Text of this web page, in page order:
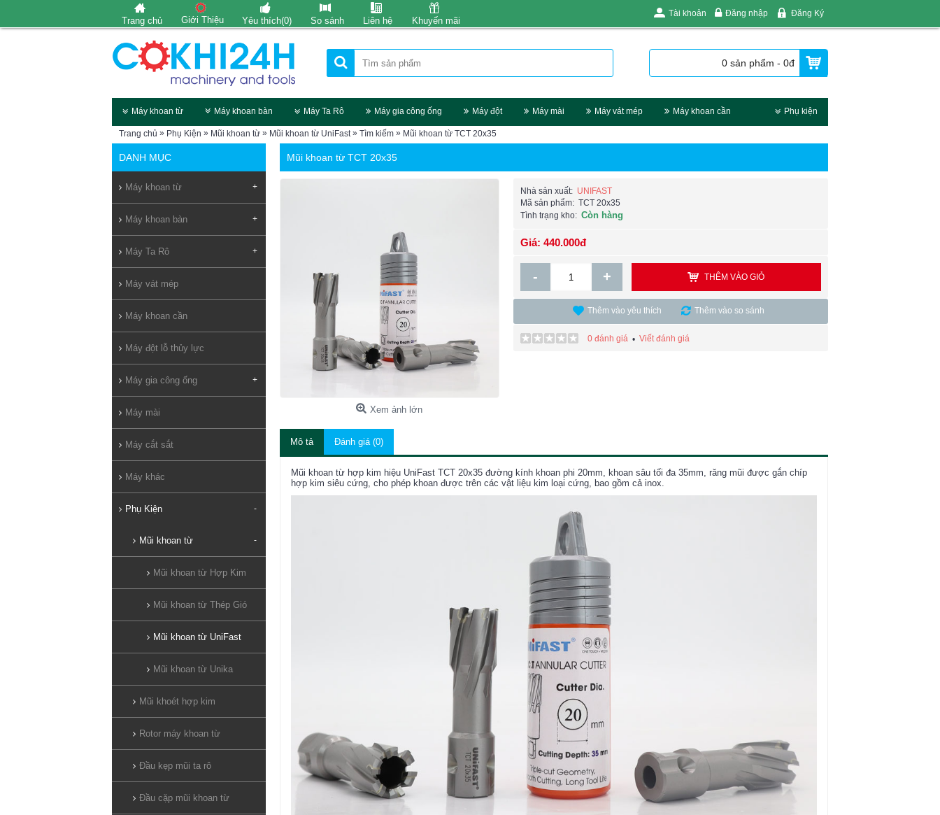
Trang chủ Giới Thiệu Yêu thích(0) So sánh Liên hệ Khuyến mãi
Tài khoản Đăng nhập Đăng Ký
0 sản phẩm - 0đ
Máy khoan từ Máy khoan bàn Máy Ta Rô Máy gia công ống Máy đột Máy mài Máy vát mép Máy khoan cần Phụ kiện
Trang chủ » Phụ Kiện » Mũi khoan từ » Mũi khoan từ UniFast » Tìm kiếm » Mũi khoan từ TCT 20x35
DANH MỤC
Máy khoan từ +
Máy khoan bàn +
Máy Ta Rô +
Máy vát mép
Máy khoan cần
Máy đột lỗ thủy lực
Máy gia công ống +
Máy mài
Máy cắt sắt
Máy khác
Phụ Kiện -
Mũi khoan từ -
Mũi khoan từ Hợp Kim
Mũi khoan từ Thép Gió
Mũi khoan từ UniFast
Mũi khoan từ Unika
Mũi khoét hợp kim
Rotor máy khoan từ
Đầu kẹp mũi ta rô
Đầu cặp mũi khoan từ
Mũi khoan từ TCT 20x35
Xem ảnh lớn
Nhà sản xuất: UNIFAST
Mã sản phẩm: TCT 20x35
Tình trạng kho: Còn hàng
Giá: 440.000đ
- + THÊM VÀO GIỎ
Thêm vào yêu thích Thêm vào so sánh
0 đánh giá• Viết đánh giá
Mô tả Đánh giá (0)
Mũi khoan từ hợp kim hiệu UniFast TCT 20x35 đường kính khoan phi 20mm, khoan sâu tối đa 35mm, răng mũi được gắn chíp
hợp kim siêu cứng, cho phép khoan được trên các vật liệu kim loại cứng, bao gồm cả inox.